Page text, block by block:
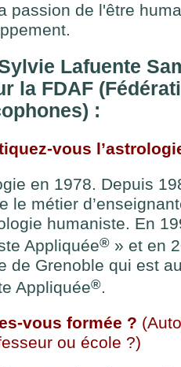
passion de l'être
Lafuente
la FDAF
:
vous
en 1978. Depuis
le métier
humaniste. En
Appliquée® » et en
de Grenoble qui est
Appliquée®.
vous formée ?
ou école ?)